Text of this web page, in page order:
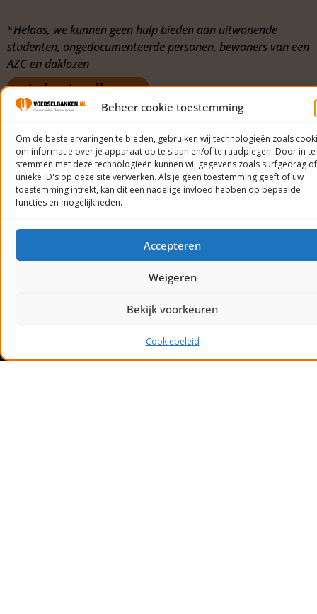
Beheer cookie toestemming
Om de beste ervaringen te bieden, gebruiken wij technologieën zoals
om informatie over je apparaat op te slaan en/of te raadplegen. Door in te
stemmen met deze technologieën kunnen wij gegevens zoals surfgedrag of
unieke ID's op deze site verwerken. Als je geen toestemming geeft of uw
toestemming intrekt, kan dit een nadelige invloed hebben op bepaalde
functies en mogelijkheden.
Accepteren
Weigeren
Bekijk voorkeuren
Cookiebeleid
*Helaas, we kunnen geen hulp bieden aan uitwonende
studenten, ongedocumenteerde personen, bewoners van een
AZC en daklozen
Je bent welkom